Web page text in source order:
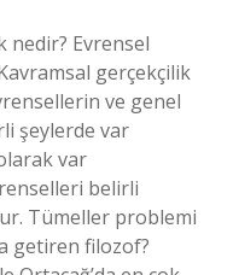
nedir? Evrensel
Kavramsal gerçekçilik
ve genel
şeylerde var
var
belirli
Tümeller problemi
getiren filozof?